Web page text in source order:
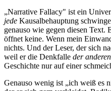
„Narrative Fallacy" ist ein
jede Kausalbehauptung
genauso wie gegen diesen Text.
öffnet keine. Wenn mein
nichts. Und der Leser, der sich
weil er die Denkfalle der anderen
Geschichte nur auf einer
Genauso wenig ist „ich weiß es